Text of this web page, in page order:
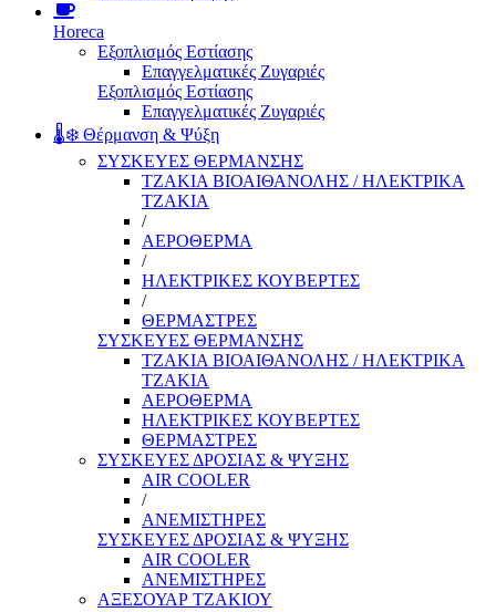
Horeca
Εξοπλισμός Εστίασης
Επαγγελματικές Ζυγαριές
Εξοπλισμός Εστίασης
Επαγγελματικές Ζυγαριές
🌡️❄️ Θέρμανση & Ψύξη
ΣΥΣΚΕΥΕΣ ΘΕΡΜΑΝΣΗΣ
ΤΖΑΚΙΑ ΒΙΟΑΙΘΑΝΟΛΗΣ / ΗΛΕΚΤΡΙΚΑ
ΤΖΑΚΙΑ
/
ΑΕΡΟΘΕΡΜΑ
/
ΗΛΕΚΤΡΙΚΕΣ ΚΟΥΒΕΡΤΕΣ
/
ΘΕΡΜΑΣΤΡΕΣ
ΣΥΣΚΕΥΕΣ ΘΕΡΜΑΝΣΗΣ
ΤΖΑΚΙΑ ΒΙΟΑΙΘΑΝΟΛΗΣ / ΗΛΕΚΤΡΙΚΑ
ΤΖΑΚΙΑ
ΑΕΡΟΘΕΡΜΑ
ΗΛΕΚΤΡΙΚΕΣ ΚΟΥΒΕΡΤΕΣ
ΘΕΡΜΑΣΤΡΕΣ
ΣΥΣΚΕΥΕΣ ΔΡΟΣΙΑΣ & ΨΥΞΗΣ
AIR COOLER
/
ΑΝΕΜΙΣΤΗΡΕΣ
ΣΥΣΚΕΥΕΣ ΔΡΟΣΙΑΣ & ΨΥΞΗΣ
AIR COOLER
ΑΝΕΜΙΣΤΗΡΕΣ
ΑΞΕΣΟΥΑΡ ΤΖΑΚΙΟΥ